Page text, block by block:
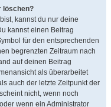
löschen?
kannst du nur deine
kannst einen Beitrag
für den entsprechenden
begrenzten Zeitraum nach
auf deinen Beitrag
als überarbeitet
auch der letzte Zeitpunkt der
nicht, wenn noch
wenn ein Administrator